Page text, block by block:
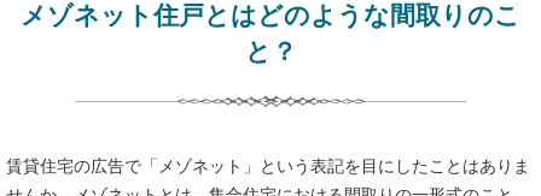
メゾネット住戸とはどのような間取りのこ
と？
賃貸住宅の広告で「メゾネット」という表記を目にしたことはありま